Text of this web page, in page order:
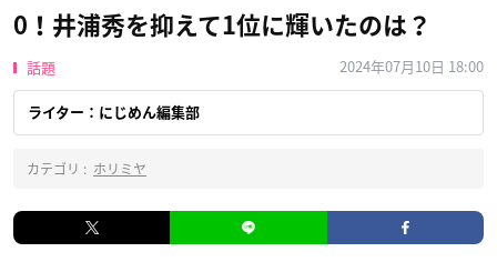
0！井浦秀を抑えて1位に輝いたのは？
話題 2024年07月10日 18:00
ライター：にじめん編集部
カテゴリ : ホリミヤ